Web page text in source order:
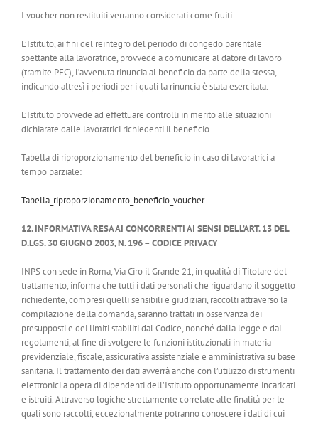
I voucher non restituiti verranno considerati come fruiti.
L’Istituto, ai fini del reintegro del periodo di congedo parentale
spettante alla lavoratrice, provvede a comunicare al datore di lavoro
(tramite PEC), l’avvenuta rinuncia al beneficio da parte della stessa,
indicando altresì i periodi per i quali la rinuncia è stata esercitata.
L’Istituto provvede ad effettuare controlli in merito alle situazioni
dichiarate dalle lavoratrici richiedenti il beneficio.
Tabella di riproporzionamento del beneficio in caso di lavoratrici a
tempo parziale:
Tabella_riproporzionamento_beneficio_voucher
12. INFORMATIVA RESA AI CONCORRENTI AI SENSI DELL’ART. 13 DEL
D.LGS. 30 GIUGNO 2003, N. 196 – CODICE PRIVACY
INPS con sede in Roma, Via Ciro il Grande 21, in qualità di Titolare del
trattamento, informa che tutti i dati personali che riguardano il soggetto
richiedente, compresi quelli sensibili e giudiziari, raccolti attraverso la
compilazione della domanda, saranno trattati in osservanza dei
presupposti e dei limiti stabiliti dal Codice, nonché dalla legge e dai
regolamenti, al fine di svolgere le funzioni istituzionali in materia
previdenziale, fiscale, assicurativa assistenziale e amministrativa su base
sanitaria. Il trattamento dei dati avverrà anche con l’utilizzo di strumenti
elettronici a opera di dipendenti dell’Istituto opportunamente incaricati
e istruiti. Attraverso logiche strettamente correlate alle finalità per le
quali sono raccolti, eccezionalmente potranno conoscere i dati di cui